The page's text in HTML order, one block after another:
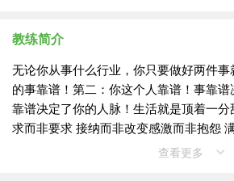
教练简介
无论你从事什么行业，你只要做好两件事
的事靠谱！第二：你这个人靠谱！事靠谱
靠谱决定了你的人脉！生活就是顶着一分
求而非要求 接纳而非改变 ​感激而非抱怨
查看更多